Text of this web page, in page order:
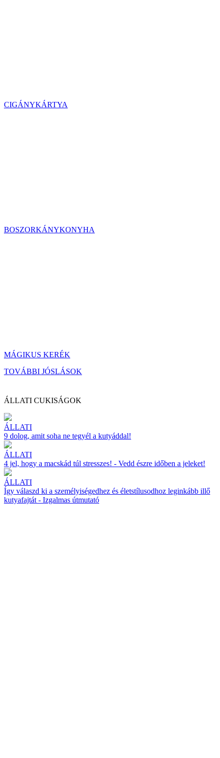
CIGÁNYKÁRTYA
BOSZORKÁNYKONYHA
MÁGIKUS KERÉK
TOVÁBBI JÓSLÁSOK
ÁLLATI CUKISÁGOK
ÁLLATI
9 dolog, amit soha ne tegyél a kutyáddal!
ÁLLATI
4 jel, hogy a macskád túl stresszes! - Vedd észre időben a jeleket!
ÁLLATI
Így válaszd ki a személyiségedhez és életstílusodhoz leginkább illő
kutyafajtát - Izgalmas útmutató